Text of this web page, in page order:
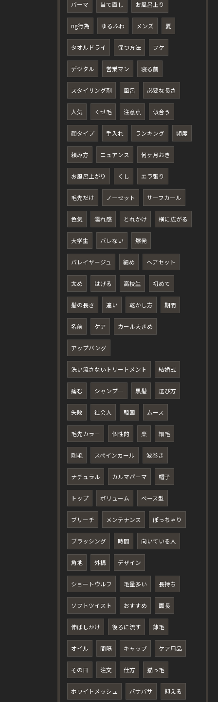
パーマ 当て直し お風呂上り
ng行為 ゆるふわ メンズ 夏
タオルドライ 保つ方法 フケ
デジタル 営業マン 寝る前
スタイリング剤 風呂 必要な長さ
人気 くせ毛 注意点 似合う
顔タイプ 手入れ ランキング 頻度
頼み方 ニュアンス 何ヶ月おき
お風呂上がり くし エラ張り
毛先だけ ノーセット サーフカール
色気 濡れ感 とれかけ 横に広がる
大学生 バレない 爆発
バレイヤージュ 細め ヘアセット
太め はげる 高校生 初めて
髪の長さ 違い 乾かし方 期間
名前 ケア カール大きめ
アップバング
洗い流さないトリートメント 結婚式
痛む シャンプー 黒髪 選び方
失敗 社会人 韓国 ムース
毛先カラー 個性的 楽 細毛
剛毛 スペインカール 波巻き
ナチュラル カルマパーマ 帽子
トップ ボリューム ベース型
ブリーチ メンテナンス ぽっちゃり
ブラッシング 時間 向いている人
角地 外構 デザイン
ショートウルフ 毛量多い 長持ち
ソフトツイスト おすすめ 面長
伸ばしかけ 後ろに流す 薄毛
オイル 間隔 キャップ ケア用品
その日 注文 仕方 猫っ毛
ホワイトメッシュ パサパサ 抑える